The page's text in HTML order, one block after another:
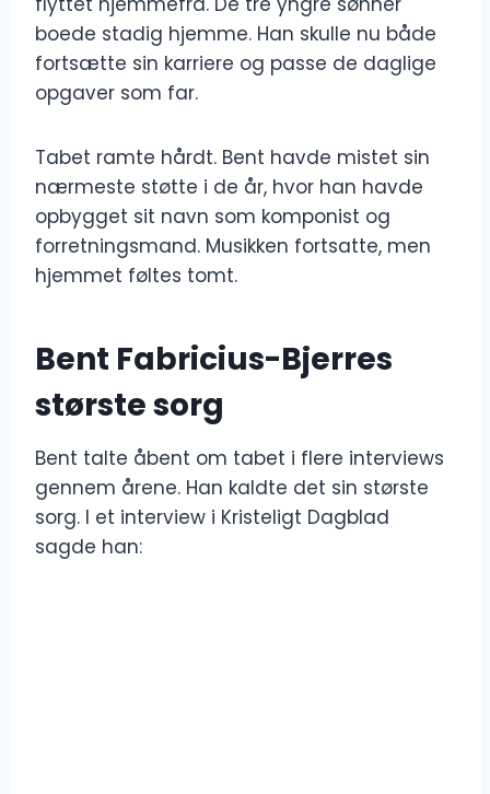
boede stadig hjemme. Han skulle nu både
fortsætte sin karriere og passe de daglige
opgaver som far.
Tabet ramte hårdt. Bent havde mistet sin
nærmeste støtte i de år, hvor han havde
opbygget sit navn som komponist og
forretningsmand. Musikken fortsatte, men
hjemmet føltes tomt.
Bent Fabricius-Bjerres
største sorg
Bent talte åbent om tabet i flere interviews
gennem årene. Han kaldte det sin største
sorg. I et interview i Kristeligt Dagblad
sagde han: